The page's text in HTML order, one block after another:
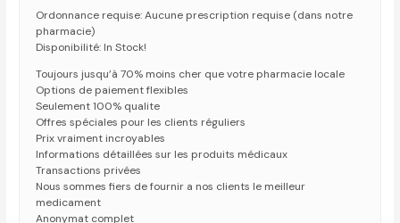
Ordonnance requise: Aucune prescription requise (dans notre
pharmacie)
Disponibilité: In Stock!
Toujours jusqu’à 70% moins cher que votre pharmacie locale
Options de paiement flexibles
Seulement 100% qualite
Offres spéciales pour les clients réguliers
Prix vraiment incroyables
Informations détaillées sur les produits médicaux
Transactions privées
Nous sommes fiers de fournir a nos clients le meilleur
medicament
Anonymat complet